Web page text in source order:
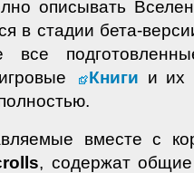
описывать
в стадии бета-
Книги и их
вместе с
, содержат